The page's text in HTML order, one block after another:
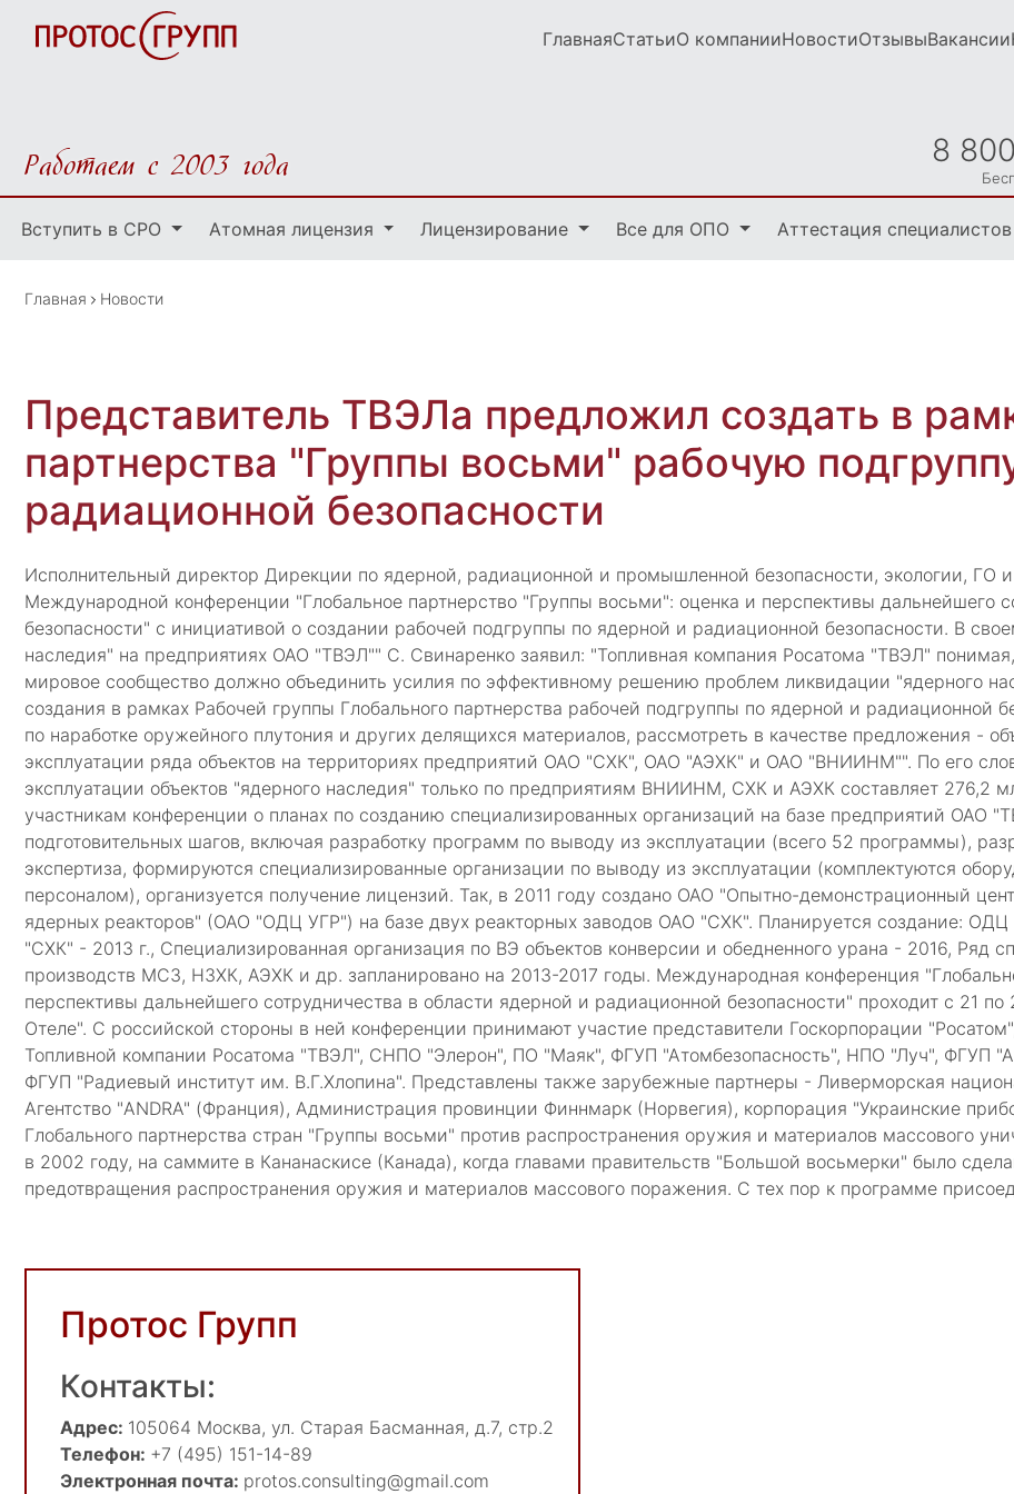
ГлавнаяСтатьиО компанииНовостиОтзывыВакансии
Работаем с 2003 года 8
Вступить в СРО Атомная лицензия Лицензирование Все для ОПО Аттестация специалистов
Главная Новости
Представитель ТВЭЛа предложил создать в
партнерства "Группы восьми" рабочую
радиационной безопасности
Исполнительный директор Дирекции по ядерной, радиационной и промышленной безопасности, экологии,
Международной конференции "Глобальное партнерство "Группы восьми": оценка и перспективы дальнейшего
безопасности" с инициативой о создании рабочей подгруппы по ядерной и радиационной безопасности. В
наследия" на предприятиях ОАО "ТВЭЛ"" С. Свинаренко заявил: "Топливная компания Росатома "ТВЭЛ"
мировое сообщество должно объединить усилия по эффективному решению проблем ликвидации "ядерного
создания в рамках Рабочей группы Глобального партнерства рабочей подгруппы по ядерной и радиационной
по наработке оружейного плутония и других делящихся материалов, рассмотреть в качестве предложения -
эксплуатации ряда объектов на территориях предприятий ОАО "СХК", ОАО "АЭХК" и ОАО "ВНИИНМ"". По его
эксплуатации объектов "ядерного наследия" только по предприятиям ВНИИНМ, СХК и АЭХК составляет 276,2
участникам конференции о планах по созданию специализированных организаций на базе предприятий ОАО
подготовительных шагов, включая разработку программ по выводу из эксплуатации (всего 52 программы),
экспертиза, формируются специализированные организации по выводу из эксплуатации (комплектуются
персоналом), организуется получение лицензий. Так, в 2011 году создано ОАО "Опытно-демонстрационный
ядерных реакторов" (ОАО "ОДЦ УГР") на базе двух реакторных заводов ОАО "СХК". Планируется создание:
"СХК" - 2013 г., Специализированная организация по ВЭ объектов конверсии и обедненного урана - 2016, Ряд
производств МСЗ, НЗХК, АЭХК и др. запланировано на 2013-2017 годы. Международная конференция
перспективы дальнейшего сотрудничества в области ядерной и радиационной безопасности" проходит с 21
Отеле". С российской стороны в ней конференции принимают участие представители Госкорпорации
Топливной компании Росатома "ТВЭЛ", СНПО "Элерон", ПО "Маяк", ФГУП "Атомбезопасность", НПО "Луч", ФГУП
ФГУП "Радиевый институт им. В.Г.Хлопина". Представлены также зарубежные партнеры - Ливерморская
Агентство "ANDRA" (Франция), Администрация провинции Финнмарк (Норвегия), корпорация "Украинские
Глобального партнерства стран "Группы восьми" против распространения оружия и материалов массового
в 2002 году, на саммите в Кананаскисе (Канада), когда главами правительств "Большой восьмерки" было
предотвращения распространения оружия и материалов массового поражения. С тех пор к программе
Протос Групп
Контакты:
Адрес: 105064 Москва, ул. Старая Басманная, д.7, стр.2
Телефон: +7 (495) 151-14-89
Электронная почта: protos.consulting@gmail.com